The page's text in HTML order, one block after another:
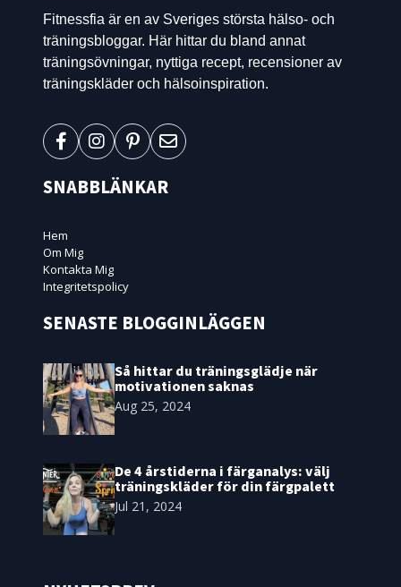
Fitnessfia är en av Sveriges största hälso- och
träningsbloggar. Här hittar du bland annat
träningsövningar, nyttiga recept, recensioner av
träningskläder och hälsoinspiration.
SNABBLÄNKAR
Hem
Om Mig
Kontakta Mig
Integritetspolicy
SENASTE BLOGGINLÄGGEN
Så hittar du träningsglädje när
motivationen saknas
Aug 25, 2024
De 4 årstiderna i färganalys: välj
träningskläder för din färgpalett
Jul 21, 2024